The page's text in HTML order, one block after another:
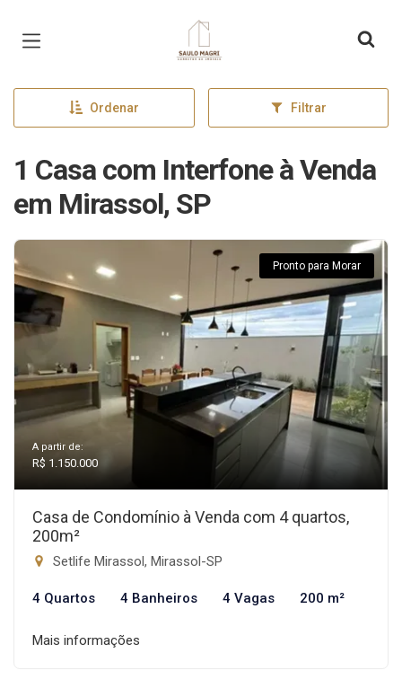
Página inicial
Ordenar Filtrar
1 Casa com Interfone à Venda
em Mirassol, SP
Pronto para Morar
A partir de:
R$ 1.150.000
Casa de Condomínio à Venda com 4 quartos,
200m²
Setlife Mirassol, Mirassol-SP
4 Quartos 4 Banheiros 4 Vagas 200 m²
Mais informações